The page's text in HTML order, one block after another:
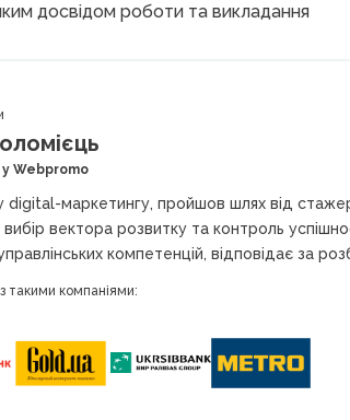
досвідом роботи та викладання
Webpromo
digital-маркетингу, пройшов шлях від
вектора розвитку та контроль
компетенцій, відповідає за
такими компаніями: